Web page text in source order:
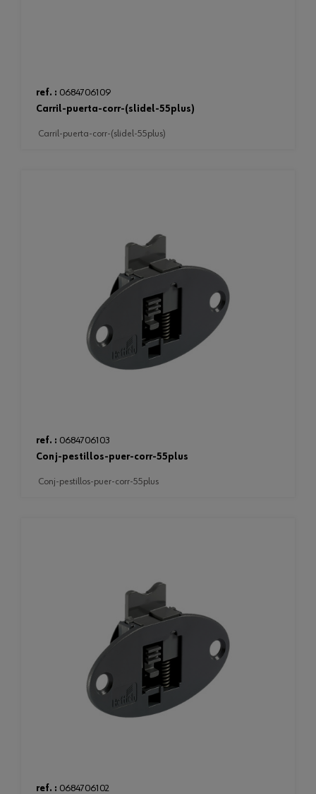
ref. : 0684706109
carril-puerta-corr-(slidel-55plus)
carril-puerta-corr-(slidel-55plus)
ref. : 0684706103
conj-pestillos-puer-corr-55plus
conj-pestillos-puer-corr-55plus
ref. : 0684706102